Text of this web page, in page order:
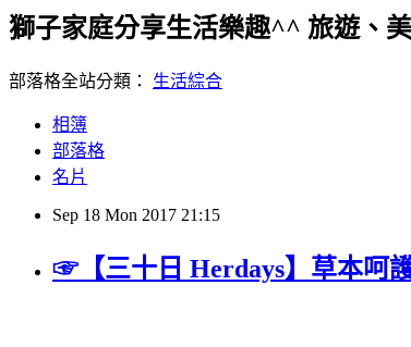
獅子家庭分享生活樂趣^^ 旅遊、
部落格全站分類： 生活綜合
相簿
部落格
名片
Sep 18 Mon 2017 21:15
☞【三十日 Herdays】草本呵